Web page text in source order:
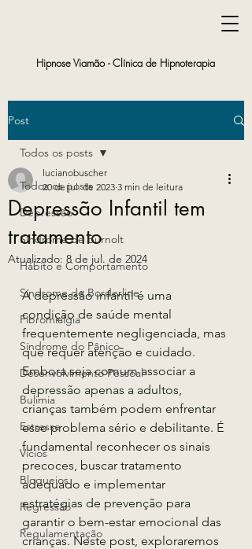
Hipnose Viamão -Clínica de Hipnoterapia
Post
Todos os posts
Depressão
Síndrome de Burnolt
Hábito e Comportamento
Síndrome de Borderline
Fibromialgia
Síndrome do Pânico
Desenvolvimento Pessoal
Bulimia
Estresse
Vícios
Bloqueios
Regressão
Regulamentação
Todos os posts
Depressão Infantil tem
tratamento
lucianobuscher
20 de jul. de 2023 3 min de leitura
Atualizado: 8 de jul. de 2024
A depressão infantil é uma
condição de saúde mental
frequentemente negligenciada, mas
que requer atenção e cuidado.
Embora seja comum associar a
depressão apenas a adultos,
crianças também podem enfrentar
esse problema sério e debilitante. É
fundamental reconhecer os sinais
precoces, buscar tratamento
adequado e implementar
estratégias de prevenção para
garantir o bem-estar emocional das
crianças. Neste post, exploraremos